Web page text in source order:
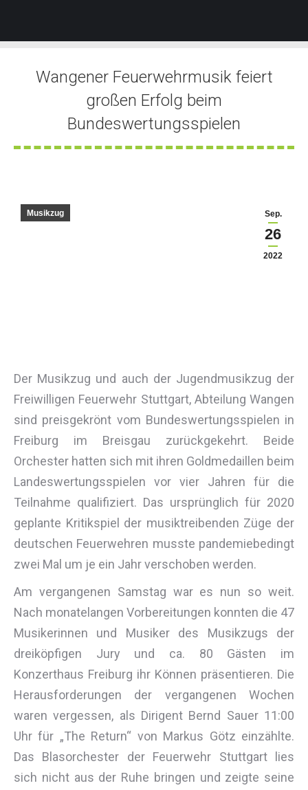
Wangener Feuerwehrmusik feiert
großen Erfolg beim
Bundeswertungsspielen
Sie befinden sich hier:
Sep.
26
2022
Musikzug
Der Musikzug und auch der Jugendmusikzug der
Freiwilligen Feuerwehr Stuttgart, Abteilung Wangen
sind preisgekrönt vom Bundeswertungsspielen in
Freiburg im Breisgau zurückgekehrt. Beide
Orchester hatten sich mit ihren Goldmedaillen beim
Landeswertungsspielen vor vier Jahren für die
Teilnahme qualifiziert. Das ursprünglich für 2020
geplante Kritikspiel der musiktreibenden Züge der
deutschen Feuerwehren musste pandemiebedingt
zwei Mal um je ein Jahr verschoben werden.
Am vergangenen Samstag war es nun so weit.
Nach monatelangen Vorbereitungen konnten die 47
Musikerinnen und Musiker des Musikzugs der
dreiköpfigen Jury und ca. 80 Gästen im
Konzerthaus Freiburg ihr Können präsentieren. Die
Herausforderungen der vergangenen Wochen
waren vergessen, als Dirigent Bernd Sauer 11:00
Uhr für „The Return“ von Markus Götz einzählte.
Das Blasorchester der Feuerwehr Stuttgart lies
sich nicht aus der Ruhe bringen und zeigte seine